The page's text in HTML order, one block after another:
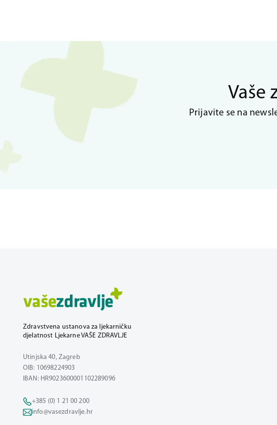
Vaše
Prijavite se na
Zdravstvena ustanova za ljekarničku
djelatnost Ljekarne VAŠE ZDRAVLJE
Utinjska 40, Zagreb
OIB: 10698224903
IBAN: HR9023600001102289096
+385 (0) 1 21 00 200
info@vasezdravlje.hr